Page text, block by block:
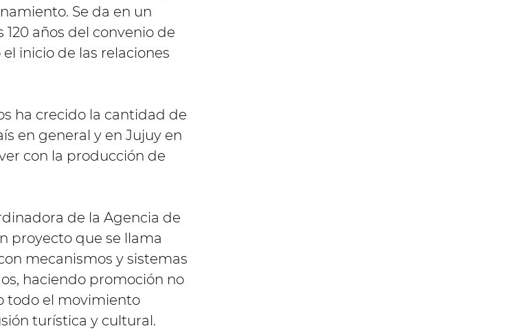
Se da en un
años del convenio de
inicio de las relaciones
ha crecido la cantidad de
en general y en Jujuy en
con la producción de
de la Agencia de
proyecto que se llama
mecanismos y sistemas
haciendo promoción no
todo el movimiento
turística y cultural.